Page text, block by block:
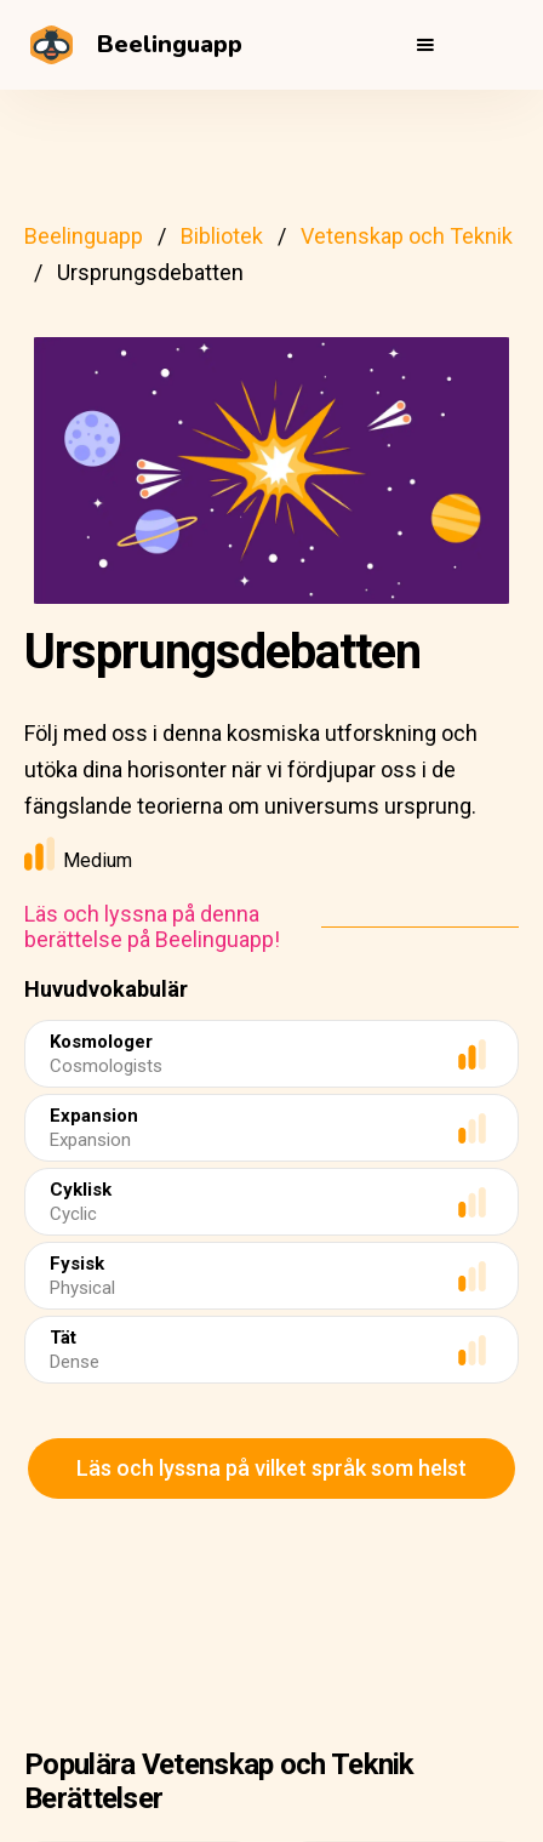
Beelinguapp
Beelinguapp Bibliotek
Vetenskap och Teknik
Ursprungsdebatten
Huvudvokabulär
Kosmologer
Cosmologists
Expansion
Expansion
Cyklisk
Cyclic
Fysisk
Physical
Tät
Dense
Ursprungsdebatten
Följ med oss i denna kosmiska utforskning och
utöka dina horisonter när vi fördjupar oss i de
fängslande teorierna om universums ursprung.
Medium
Läs och lyssna på denna
berättelse på Beelinguapp!
Läs och lyssna på vilket språk som helst
Populära Vetenskap och Teknik
Berättelser